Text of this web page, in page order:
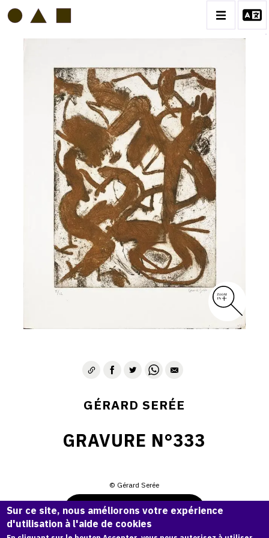
GÉRARD SERÉE
BIOGRAPHIE
CATALOGUE DES OEUVRES
CONTACT
GÉRARD SERÉE
GRAVURE N°333
© Gérard Serée
Demande d'information
Sur ce site, nous améliorons votre expérience
d'utilisation à l'aide de cookies